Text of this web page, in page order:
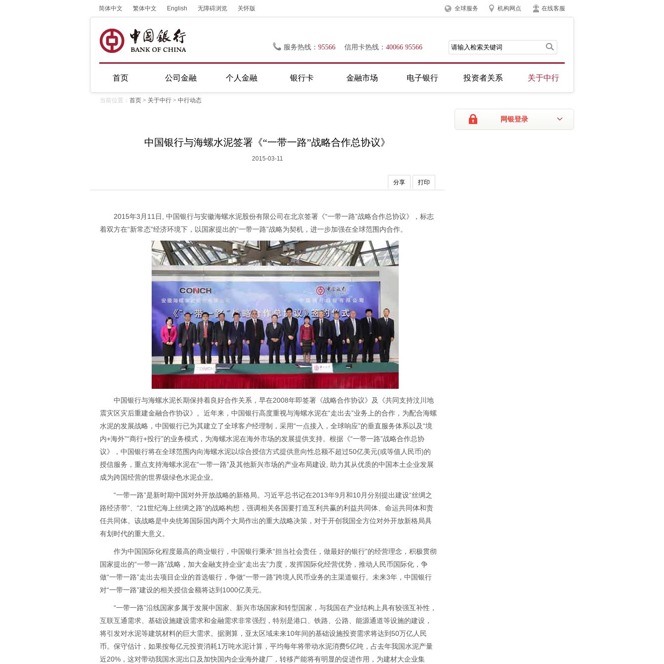
简体中文 繁体中文 English 无障碍浏览 关怀版 全球服务 机构网点 在线客服
服务热线： 95566 信用卡热线： 40066 95566
首页 公司金融 个人金融 银行卡 金融市场 电子银行 投资者关系 关于中行
当前位置： 首页 > 关于中行 > 中行动态
网银登录
中国银行与海螺水泥签署《“一带一路”战略合作总协议》
2015-03-11
分享 打印
2015年3月11日, 中国银行与安徽海螺水泥股份有限公司在北京签署《“一带一路”战略合作总协议》，标志
着双方在“新常态”经济环境下，以国家提出的“一带一路”战略为契机，进一步加强在全球范围内合作。
中国银行与海螺水泥长期保持着良好合作关系，早在2008年即签署《战略合作协议》及《共同支持汶川地
震灾区灾后重建金融合作协议》。近年来，中国银行高度重视与海螺水泥在“走出去”业务上的合作，为配合海螺
水泥的发展战略，中国银行已为其建立了全球客户经理制，采用“一点接入，全球响应”的垂直服务体系以及“境
内+海外”“商行+投行”的业务模式，为海螺水泥在海外市场的发展提供支持。根据《“一带一路”战略合作总协
议》，中国银行将在全球范围内向海螺水泥以综合授信方式提供意向性总额不超过50亿美元(或等值人民币)的
授信服务，重点支持海螺水泥在“一带一路”及其他新兴市场的产业布局建设, 助力其从优质的中国本土企业发展
成为跨国经营的世界级绿色水泥企业。
“一带一路”是新时期中国对外开放战略的新格局。习近平总书记在2013年9月和10月分别提出建设“丝绸之
路经济带”、“21世纪海上丝绸之路”的战略构想，强调相关各国要打造互利共赢的利益共同体、命运共同体和责
任共同体。该战略是中央统筹国际国内两个大局作出的重大战略决策，对于开创我国全方位对外开放新格局具
有划时代的重大意义。
作为中国国际化程度最高的商业银行，中国银行秉承“担当社会责任，做最好的银行”的经营理念，积极贯彻
国家提出的“一带一路”战略，加大金融支持企业“走出去”力度，发挥国际化经营优势，推动人民币国际化，争
做“一带一路”走出去项目企业的首选银行，争做“一带一路”跨境人民币业务的主渠道银行。未来3年，中国银行
对“一带一路”建设的相关授信金额将达到1000亿美元。
“一带一路”沿线国家多属于发展中国家、新兴市场国家和转型国家，与我国在产业结构上具有较强互补性，
互联互通需求、基础设施建设需求和金融需求非常强烈，特别是港口、铁路、公路、能源通道等设施的建设，
将引发对水泥等建筑材料的巨大需求。据测算，亚太区域未来10年间的基础设施投资需求将达到50万亿人民
币。保守估计，如果按每亿元投资消耗1万吨水泥计算，平均每年将带动水泥消费5亿吨，占去年我国水泥产量
近20%，这对带动我国水泥出口及加快国内企业海外建厂，转移产能将有明显的促进作用，为建材大企业集